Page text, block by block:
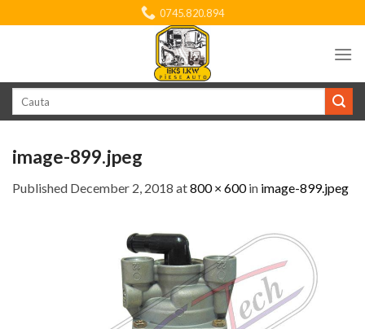
to
0745.820.894
image-899.jpeg
Published December 2, 2018 at800 × 600in image-899.jpeg